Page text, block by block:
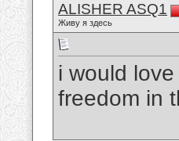
ALISHER ASQ1
Живу я здесь
i would
freedom in